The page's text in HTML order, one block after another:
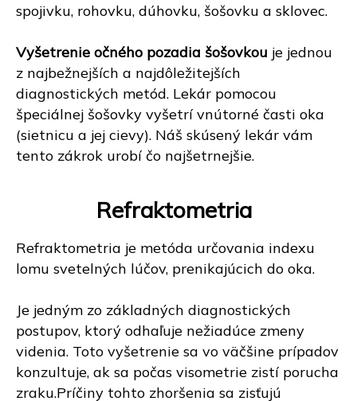
spojivku, rohovku, dúhovku, šošovku a sklovec.
Vyšetrenie očného pozadia šošovkou je jednou
z najbežnejších a najdôležitejších
diagnostických metód. Lekár pomocou
špeciálnej šošovky vyšetrí vnútorné časti oka
(sietnicu a jej cievy). Náš skúsený lekár vám
tento zákrok urobí čo najšetrnejšie.
Refraktometria
Refraktometria je metóda určovania indexu
lomu svetelných lúčov, prenikajúcich do oka.
Je jedným zo základných diagnostických
postupov, ktorý odhaľuje nežiadúce zmeny
videnia. Toto vyšetrenie sa vo väčšine prípadov
konzultuje, ak sa počas visometrie zistí porucha
zraku.Príčiny tohto zhoršenia sa zisťujú